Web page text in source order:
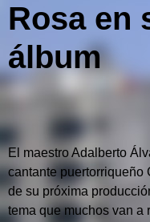
Rosa en
álbum
El maestro Adalberto
cantante puertorriqueño
de su próxima
tema que muchos van a